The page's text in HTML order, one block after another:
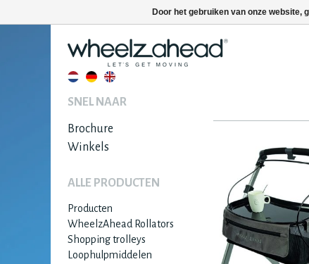
SNEL NAAR
Brochure
Winkels
ALLE PRODUCTEN
Producten
WheelzAhead Rollators
Shopping trolleys
Loophulpmiddelen
Door het gebruiken van onze website,